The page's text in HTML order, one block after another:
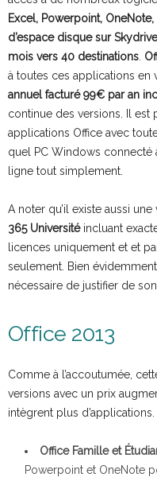
Excel, Powerpoint,
d’espace disque sur
mois vers 40 destinations
à toutes ces applications en
annuel facturé 99€ par an
continue des versions. Il
applications Office avec
quel PC Windows connecté
ligne tout simplement.
A noter qu’il existe aussi une
365 Universitéincluant
licences uniquement et et
seulement. Bien
nécessaire de justifier de son
Office 2013
Comme à l’accoutumée,
versions avec un prix
intègrent plus d’applications.
Office Famille et
Powerpoint et OneNote